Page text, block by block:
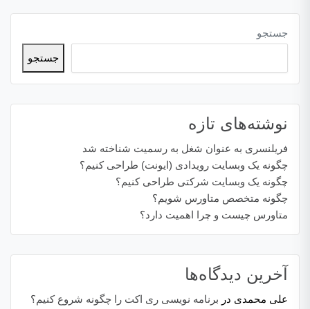
جستجو
جستجو
نوشته‌های تازه
فریلنسری به عنوان شغل به رسمیت شناخته شد
چگونه یک وبسایت رویدادی (ایونت) طراحی کنیم؟
چگونه یک وبسایت شرکتی طراحی کنیم؟
چگونه متخصص متاورس شویم؟
متاورس چیست و چرا اهمیت دارد؟
آخرین دیدگاه‌ها
علی محمدی در برنامه نویسی ری اکت را چگونه شروع کنیم؟